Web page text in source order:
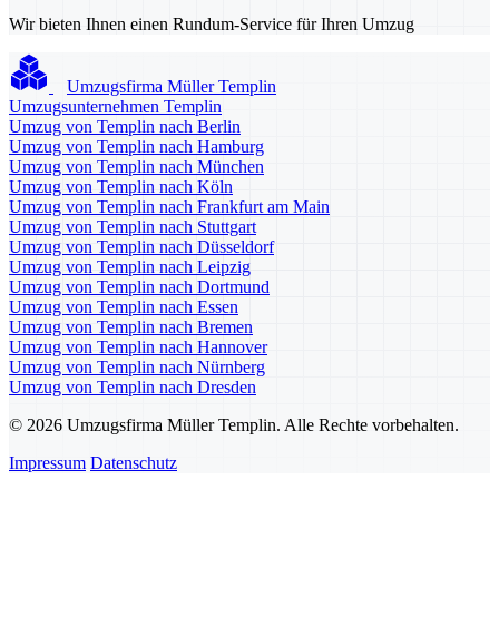
Wir bieten Ihnen einen Rundum-Service für Ihren Umzug
Umzugsfirma Müller Templin
Umzugsunternehmen Templin
Umzug von Templin nach Berlin
Umzug von Templin nach Hamburg
Umzug von Templin nach München
Umzug von Templin nach Köln
Umzug von Templin nach Frankfurt am Main
Umzug von Templin nach Stuttgart
Umzug von Templin nach Düsseldorf
Umzug von Templin nach Leipzig
Umzug von Templin nach Dortmund
Umzug von Templin nach Essen
Umzug von Templin nach Bremen
Umzug von Templin nach Hannover
Umzug von Templin nach Nürnberg
Umzug von Templin nach Dresden
© 2026 Umzugsfirma Müller Templin. Alle Rechte vorbehalten.
Impressum Datenschutz